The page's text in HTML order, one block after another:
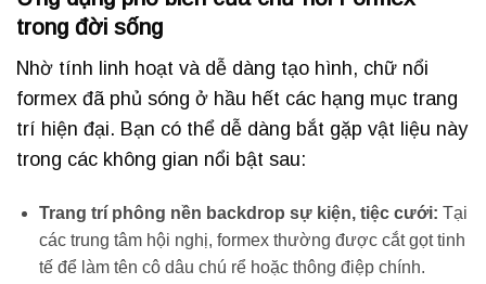
trong đời sống
Nhờ tính linh hoạt và dễ dàng tạo hình, chữ nổi
formex đã phủ sóng ở hầu hết các hạng mục trang
trí hiện đại. Bạn có thể dễ dàng bắt gặp vật liệu này
trong các không gian nổi bật sau:
Trang trí phông nền backdrop sự kiện, tiệc cưới: Tại
các trung tâm hội nghị, formex thường được cắt gọt tinh
tế để làm tên cô dâu chú rể hoặc thông điệp chính.